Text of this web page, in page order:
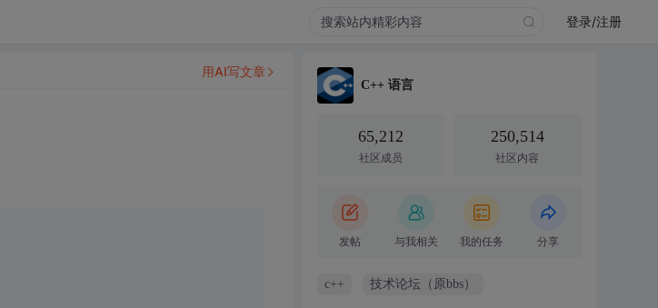
登录/注册
用AI写文章
C++ 语言
65,212
社区成员
250,514
社区内容
发帖 与我相关 我的任务 分享
c++ 技术论坛（原bbs）